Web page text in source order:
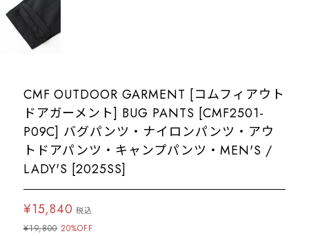
CMF OUTDOOR GARMENT [コムフィアウト
ドアガーメント] BUG PANTS [CMF2501-
P09C] バグパンツ・ナイロンパンツ・アウ
トドアパンツ・キャンプパンツ・MEN'S /
LADY'S [2025SS]
¥15,840 税込
¥19,800 20%OFF